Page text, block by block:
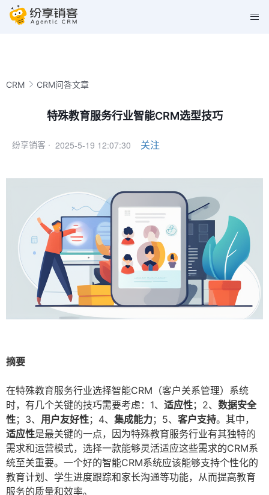
CRM CRM问答文章
特殊教育服务行业智能CRM选型技巧
纷享销客 · 2025-5-19 12:07:30 关注
摘要
在特殊教育服务行业选择智能CRM（客户关系管理）系统
时，有几个关键的技巧需要考虑：1、 适应性；2、 数据安全
性；3、 用户友好性；4、 集成能力；5、 客户支持。其中，
适应性是最关键的一点，因为特殊教育服务行业有其独特的
需求和运营模式，选择一款能够灵活适应这些需求的CRM系
统至关重要。一个好的智能CRM系统应该能够支持个性化的
教育计划、学生进度跟踪和家长沟通等功能，从而提高教育
服务的质量和效率。